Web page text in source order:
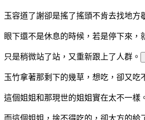
玉容道了謝卻是搖了搖頭不肯去找地方
眼下還不是休息的時候，若是停下來
只是稍微站了站，又重新跟上了人群。
玉竹拿著那剩下的幾草，想吃，卻又吃
這個姐姐和那現世的姐姐實在太不一樣
而這個姐姐，捨不得吃的，卻大方的給